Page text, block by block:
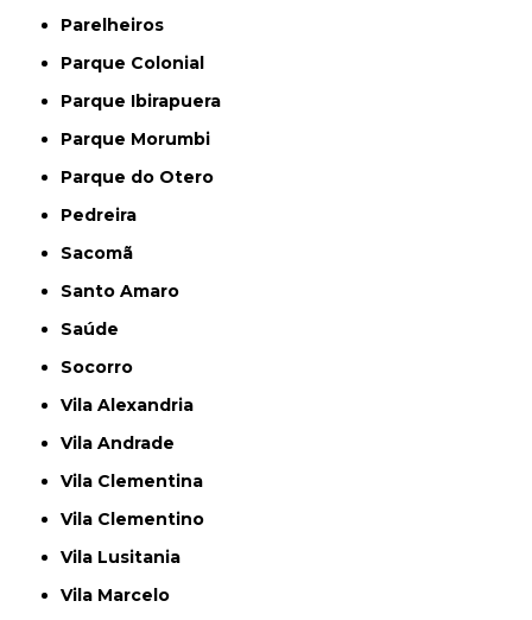
Parelheiros
Parque Colonial
Parque Ibirapuera
Parque Morumbi
Parque do Otero
Pedreira
Sacomã
Santo Amaro
Saúde
Socorro
Vila Alexandria
Vila Andrade
Vila Clementina
Vila Clementino
Vila Lusitania
Vila Marcelo